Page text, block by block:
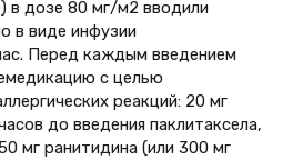
в дозе 80 мг/м2 вводили
в виде инфузии
Перед каждым введением
с целью
реакций: 20 мг
до введения паклитаксела,
мг ранитидина (или 300 мг